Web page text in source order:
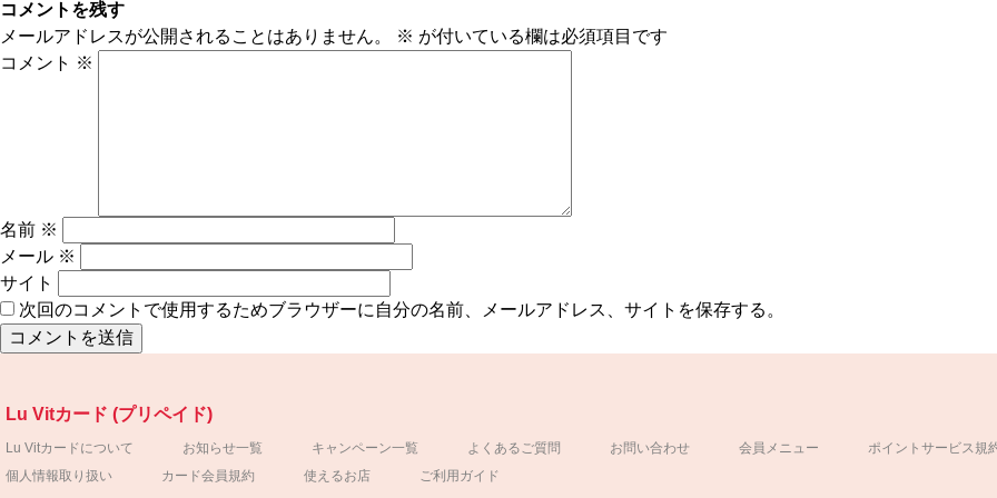
コメントを残す
メールアドレスが公開されることはありません。
※ が付いている欄は必須項目です
コメント ※
名前 ※
メール ※
サイト
次回のコメントで使用するためブラウザーに自分の名前、メールアドレス、サイトを保存する。
Lu Vitカード (プリペイド)
Lu Vitカードについて お知らせ一覧 キャンペーン一覧 よくあるご質問 お問い合わせ 会員メニュー
ポイントサービス規
個人情報取り扱い
カード会員規約 使えるお店 ご利用ガイド